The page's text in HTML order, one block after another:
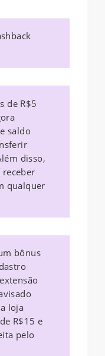
de R$5
saldo
disso,
qualquer
bônus
loja
R$15 e
pelo